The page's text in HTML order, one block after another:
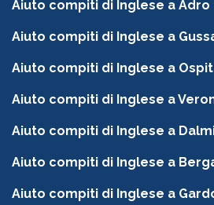
Aiuto compiti di Inglese a Adro
Aiuto compiti di Inglese a
Aiuto compiti di Inglese a
Aiuto compiti di Inglese a
Aiuto compiti di Inglese a
Aiuto compiti di Inglese a
Aiuto compiti di Inglese a